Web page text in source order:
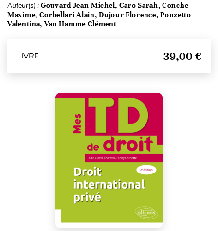
Auteur(s) : Gouvard Jean-Michel, Caro Sarah, Conche
Maxime, Corbellari Alain, Dujour Florence, Ponzetto
Valentina, Van Hamme Clément
LIVRE 39,00 €